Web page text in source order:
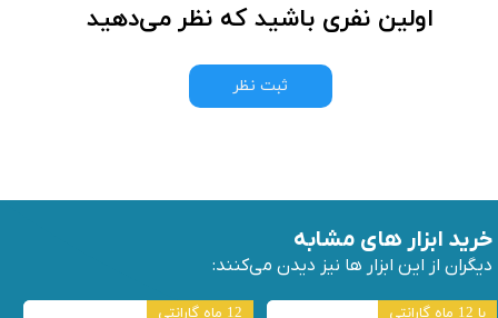
اولین نفری باشید که نظر می‌دهید
ثبت نظر
با 12 ماه گارانتی 12 ماه گارانتی
خرید ابزار های مشابه
دیگران از این ابزار ها نیز دیدن می‌کنند: